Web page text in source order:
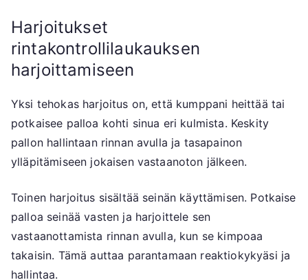
Harjoitukset
rintakontrollilaukauksen
harjoittamiseen
Yksi tehokas harjoitus on, että kumppani heittää tai
potkaisee palloa kohti sinua eri kulmista. Keskity
pallon hallintaan rinnan avulla ja tasapainon
ylläpitämiseen jokaisen vastaanoton jälkeen.
Toinen harjoitus sisältää seinän käyttämisen. Potkaise
palloa seinää vasten ja harjoittele sen
vastaanottamista rinnan avulla, kun se kimpoaa
takaisin. Tämä auttaa parantamaan reaktiokykyäsi ja
hallintaa.